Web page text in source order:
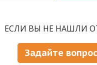
ЕСЛИ ВЫ НЕ НАШЛИ
Задайте вопрос